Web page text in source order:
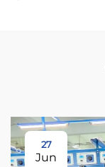
27
Jun